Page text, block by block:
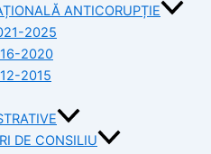
ANTICORUPȚIE
2025
2020
2015
DE CONSILIU